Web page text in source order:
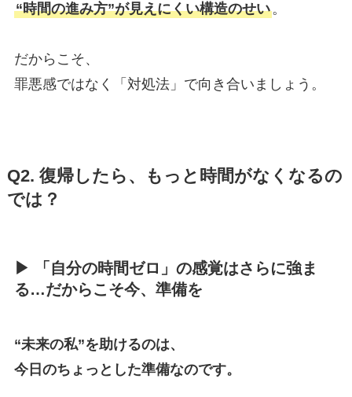
“時間の進み方”が見えにくい構造のせい。
だからこそ、
罪悪感ではなく「対処法」で向き合いましょう。
Q2. 復帰したら、もっと時間がなくなるの
では？
▶ 「自分の時間ゼロ」の感覚はさらに強ま
る…だからこそ今、準備を
“未来の私”を助けるのは、
今日のちょっとした準備なのです。